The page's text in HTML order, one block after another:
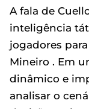
A fala de
inteligência
jogadores
Mineiro . Em
dinâmico e
analisar o